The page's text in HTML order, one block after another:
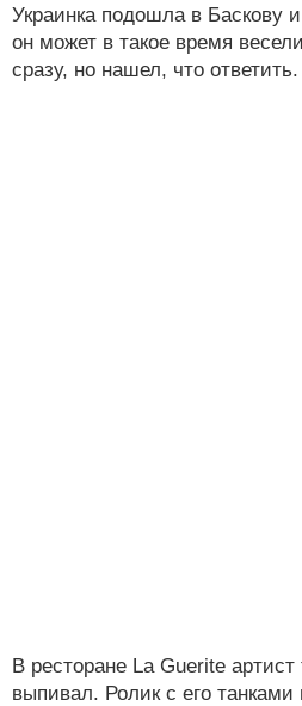
Украинка подошла в Баскову
он может в такое время
сразу, но нашел, что ответить.
В ресторане La Guerite
выпивал. Ролик с его танками